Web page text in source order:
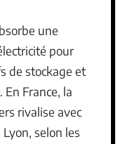
une
pour
de stockage et
France, la
rivalise avec
selon les